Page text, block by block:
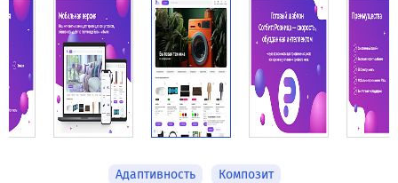
Адаптивность Композит